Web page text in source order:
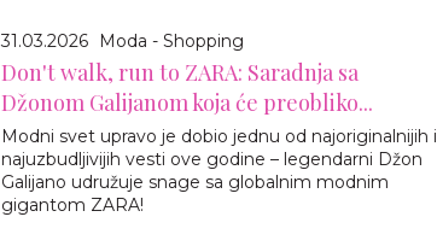
31.03.2026 Moda - Shopping
Don't walk, run to ZARA: Saradnja sa
Džonom Galijanom koja će preobliko...
Modni svet upravo je dobio jednu od najoriginalnijih i
najuzbudljivijih vesti ove godine – legendarni Džon
Galijano udružuje snage sa globalnim modnim
gigantom ZARA!